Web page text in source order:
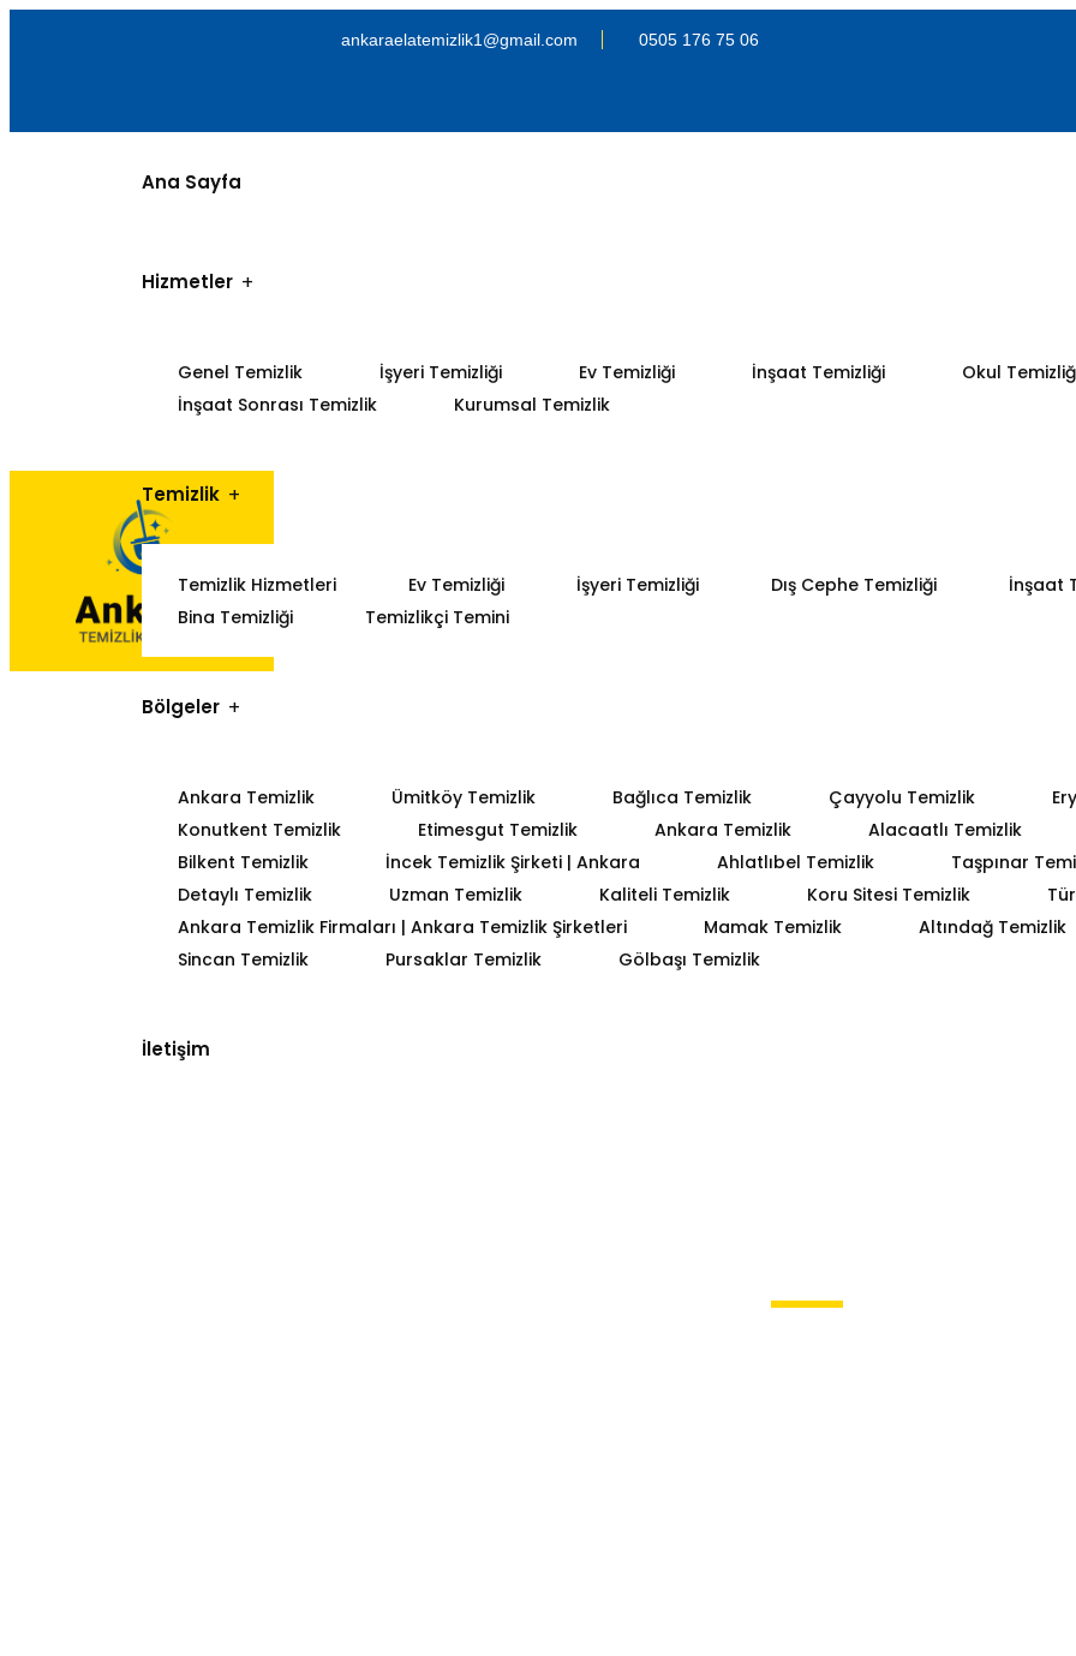
ankaraelatemizlik1@gmail.com 0505 176 75 06
Ana Sayfa
Hizmetler
Genel Temizlik İşyeri Temizliği Ev Temizliği İnşaat Temizliği
Okul
İnşaat Sonrası Temizlik
Kurumsal Temizlik
Temizlik
Temizlik Hizmetleri Ev Temizliği İşyeri Temizliği Dış Cephe Temizliği
İnşaat
Bina Temizliği
Temizlikçi Temini
Bölgeler
Ankara Temizlik Ümitköy Temizlik Bağlıca Temizlik Çayyolu Temizlik
Konutkent Temizlik
Etimesgut Temizlik Ankara Temizlik
Alacaatlı Temizlik
Bilkent Temizlik
İncek Temizlik Şirketi | Ankara Ahlatlıbel Temizlik
Taşpınar
Detaylı Temizlik
Uzman Temizlik Kaliteli Temizlik Koru Sitesi Temizlik
Ankara Temizlik Firmaları | Ankara Temizlik Şirketleri
Mamak Temizlik
Altındağ Temizlik
Sincan Temizlik
Pursaklar Temizlik Gölbaşı Temizlik
İletişim